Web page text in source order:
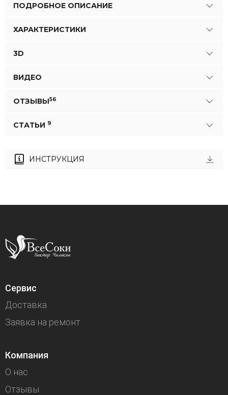
ПОДРОБНОЕ ОПИСАНИЕ
ХАРАКТЕРИСТИКИ
3D
ВИДЕО
ОТЗЫВЫ56
СТАТЬИ 9
ИНСТРУКЦИЯ
Сервис
Доставка
Заявка на ремонт
Компания
О нас
Отзывы